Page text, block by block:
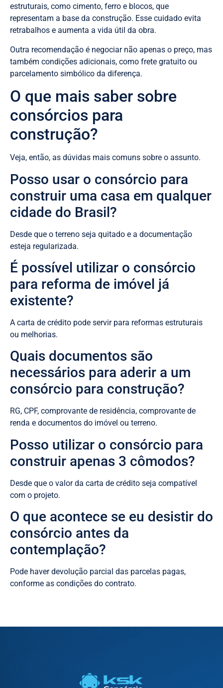
estruturais, como cimento, ferro e blocos, que
representam a base da construção. Esse cuidado evita
retrabalhos e aumenta a vida útil da obra.
Outra recomendação é negociar não apenas o preço, mas
também condições adicionais, como frete gratuito ou
parcelamento simbólico da diferença.
O que mais saber sobre
consórcios para
construção?
Veja, então, as dúvidas mais comuns sobre o assunto.
Posso usar o consórcio para
construir uma casa em qualquer
cidade do Brasil?
Desde que o terreno seja quitado e a documentação
esteja regularizada.
É possível utilizar o consórcio
para reforma de imóvel já
existente?
A carta de crédito pode servir para reformas estruturais
ou melhorias.
Quais documentos são
necessários para aderir a um
consórcio para construção?
RG, CPF, comprovante de residência, comprovante de
renda e documentos do imóvel ou terreno.
Posso utilizar o consórcio para
construir apenas 3 cômodos?
Desde que o valor da carta de crédito seja compatível
com o projeto.
O que acontece se eu desistir do
consórcio antes da
contemplação?
Pode haver devolução parcial das parcelas pagas,
conforme as condições do contrato.